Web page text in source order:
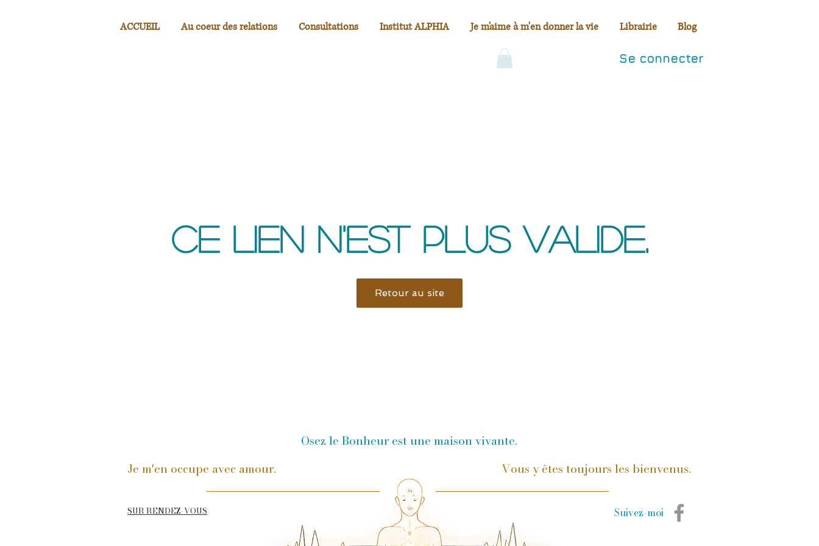
ACCUEIL Au coeur des relations Consultations Institut ALPHIA Je m'aime à m'en donner la vie Librairie Blog
Se connecter
Ce lien n'est plus valide.
Retour au site
Osez le Bonheur est une maison vivante.
SUR RENDEZ-VOUS Suivez-moi
Vous y êtes toujours les bienvenus.
Je m'en occupe avec amour.